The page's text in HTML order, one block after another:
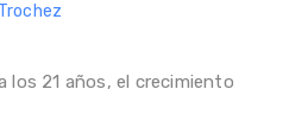
los 21 años, el crecimiento